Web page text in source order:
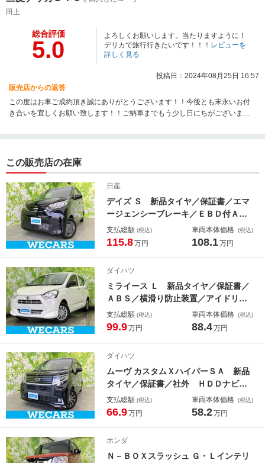
田上
総合評価
5.0
よろしくお願いします。当たりますように！
デリカで旅行行きたいです！！！ レビューを
詳しく見る
投稿日：2024年08月25日 16:57
販売店からの返答
この度はお車ご成約頂き誠にありがとうございます！！今後とも末永いお付
き合いを宜しくお願い致します！！ご納車までもう少し日にちがございます
い致します！
この販売店の在庫
日産
デイズ Ｓ 新品タイヤ／保証書／エマ
ージェンシーブレーキ／ＥＢＤ付ＡＢ
Ｓ／禁煙車／エアバッグ 運転席／エ
アバッグ 助手席／エアバッグ サイ
支払総額 (税込)
115.8万円
車両本体価格 (税込)
108.1万円
ダイハツ
ミライース Ｌ 新品タイヤ／保証書／
ＡＢＳ／横滑り防止装置／アイドリン
グストップ／禁煙車／パワーウインド
ウ／キーレスエントリー／パワーステ
アラーム
支払総額 (税込)
99.9万円
車両本体価格 (税込)
88.4万円
ダイハツ
ムーヴ カスタムＸハイパーＳＡ 新品
タイヤ／保証書／社外 ＨＤＤナビ／
スマートアシスト（トヨタ・ダイハ
ツ）／ヘッドランプ ＬＥＤ／Ｂｌｕ
グストップ
支払総額 (税込)
66.9万円
車両本体価格 (税込)
58.2万円
ホンダ
Ｎ－ＢＯＸスラッシュ Ｇ・Ｌインテリ